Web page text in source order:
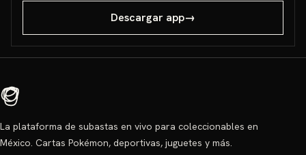
Descargar app→
La plataforma de subastas en vivo para coleccionables en
México. Cartas Pokémon, deportivas, juguetes y más.